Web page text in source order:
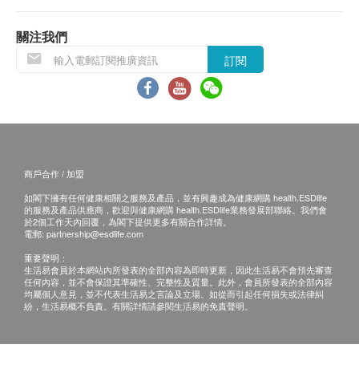
Quercetin(槲皮素) - 60mg
Echinacea Extract(紫錐花) - 30mg
Elderberry Extract(接骨木) - 30mg
Green Tae Leaf Extract(綠茶萃取物) - 20mg
注意事項
孕婦或哺乳期間請諮詢醫生指示；產品由天然植物
草本配製，於不同季節氣候萃取或有可能出現轉變
色澤 (或深或淺)，屬於正常現象，不會影響其質素
功效，請放心使用。
此產品沒有根據《藥劑業及毒藥條例》或《中醫藥
行該等註冊而接受評核。此產品並不供作診斷、治
貨品質量保證，於顧客收到產品當日起計，食用期
應最少有12個月或以上。
或過期退回，供應商有權不受理。
如有其他損壞或遺漏查詢，顧客必須保留有效收據
正本，並於送貨後3個工作天內按下列方式聯絡
Great Well (HK) Limited 客戶服務部跟進。
電郵: info@gwellhk.com
查詢熱線:2310 7088
關注我們
訂閱
商戶合作 / 加盟
如閣下擁有任何健康相關之服務及產品，並有興趣成為健康網購 health.ESDlife
的服務及產品供應商，歡迎與健康網購 health.ESDlife業務發展部聯絡。我們會
於2個工作天內回覆，為閣下提供更多有關合作詳情。
電郵: partnership@esdlife.com
重要聲明：
生活易會員於本網站內所發表的全部內容為即時更新，因此生活易不會預先審查
任何內容，並不會保證其準確性、完整性及質量。此外，會員所發表的全部內容
均屬個人意見，並不代表生活易之言論及立場。如從而引起任何損失或法律糾
紛，生活易概不負責。有關詳情請參閱生活易的免責聲明。